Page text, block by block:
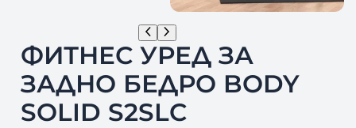
ФИТНЕС УРЕД ЗА
ЗАДНО БЕДРО BODY
SOLID S2SLC